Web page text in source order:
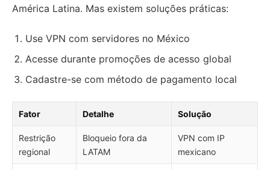
América Latina. Mas existem soluções práticas:
Use VPN com servidores no México
Acesse durante promoções de acesso global
Cadastre-se com método de pagamento local
Fator Detalhe Solução
Restrição
regional
Bloqueio fora da
LATAM
VPN com IP
mexicano